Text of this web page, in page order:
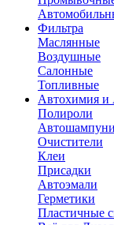
Фильтра
Маслянные
Воздушные
Салонные
Топливные
Автохимия и
Полироли
Автошампуни
Очистители
Клеи
Присадки
Автоэмали
Герметики
Пластичные